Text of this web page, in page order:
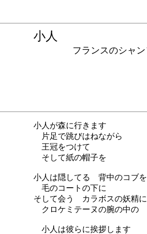
小人
フランスのシャン
小人が森に行きます
片足で跳びはねながら
王冠をつけて
そして紙の帽子を
小人は隠してる 背中のコブを
毛のコートの下に
そして会う カラボスの妖精に
クロケミテーヌの腕の中の
小人は彼らに挨拶します